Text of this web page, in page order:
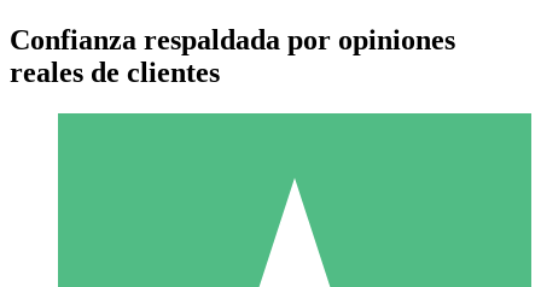
Paquetes de Créditos Individuales
Confianza respaldada por opiniones
reales de clientes